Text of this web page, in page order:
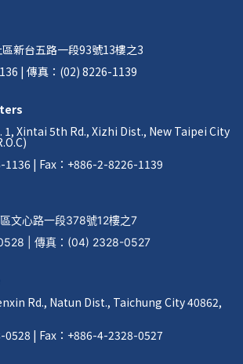
新台五路一段93號13樓之3
| 傳真：(02) 8226-1139
1, Xintai 5th Rd., Xizhi Dist., New Taipei City
| Fax：+886-2-8226-1139
文心路一段378號12樓之7
傳真 ： (04) 2328-0527
Rd., Natun Dist., Taichung City 40862,
| Fax：+886-4-2328-0527